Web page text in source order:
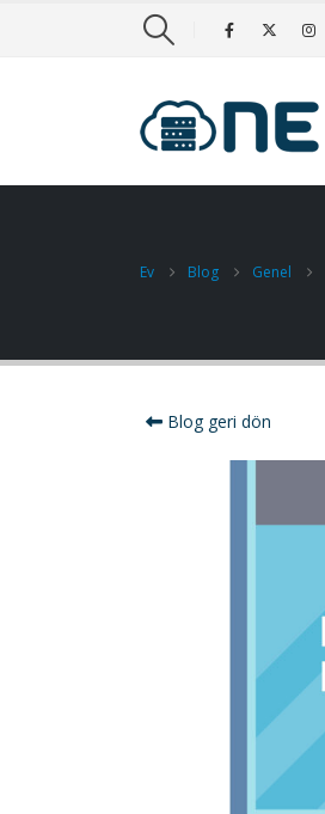
Ev Blog Genel
Blog geri dön